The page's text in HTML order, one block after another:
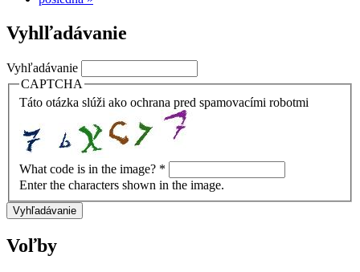
Vyhlľadávanie
Vyhľadávanie
CAPTCHA
Táto otázka slúži ako ochrana pred spamovacími robotmi
What code is in the image? *
Enter the characters shown in the image.
Voľby